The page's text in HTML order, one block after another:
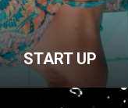
START UP